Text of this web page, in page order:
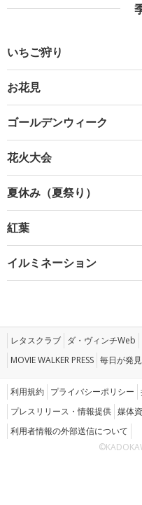
いちご狩り
お花見
ゴールデンウィーク
花火大会
夏休み（夏祭り）
紅葉
イルミネーション
レタスクラブ ダ・ヴィンチWeb
MOVIE WALKER PRESS 毎日が発
利用規約 プライバシーポリシー
プレスリリース・情報提供 媒体
利用者情報の外部送信について